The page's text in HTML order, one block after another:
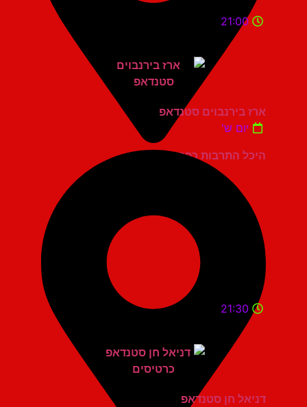
היכל התרבות כפר סבא
21:00
ארז בירנבוים סטנדאפ
יום ש'
21:30
דניאל חן סטנדאפ